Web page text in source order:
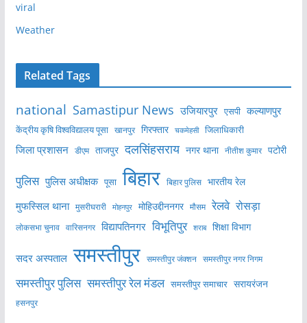
viral
Weather
Related Tags
national Samastipur News उजियारपुर एसपी कल्याणपुर
केंद्रीय कृषि विश्वविद्यालय पूसा खानपुर गिरफ्तार चकमेहसी जिलाधिकारी
जिला प्रशासन डीएम ताजपुर दलसिंहसराय नगर थाना नीतीश कुमार पटोरी
पुलिस पुलिस अधीक्षक पूसा बिहार बिहार पुलिस भारतीय रेल
मुफस्सिल थाना मुसरीघरारी मोहनपुर मोहिउद्दीननगर मौसम रेलवे रोसड़ा
लोकसभा चुनाव वारिसनगर विद्यापतिनगर विभूतिपुर शराब शिक्षा विभाग
सदर अस्पताल समस्तीपुर समस्तीपुर जंक्शन समस्तीपुर नगर निगम
समस्तीपुर पुलिस समस्तीपुर रेल मंडल समस्तीपुर समाचार सरायरंजन
हसनपुर